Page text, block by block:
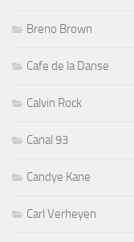
Breno Brown
Cafe de la Danse
Calvin Rock
Canal 93
Candye Kane
Carl Verheyen